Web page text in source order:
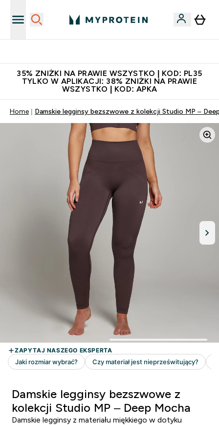
35% ZNIŻKI NA PRAWIE WSZYSTKO | KOD: PL35
TYLKO W APLIKACJI: 38% ZNIŻKI NA PRAWIE
WSZYSTKO | KOD: APKA
Home Damskie legginsy bezszwowe z kolekcji Studio MP –
Damskie legginsy bezszwowe z
kolekcji Studio MP – Deep Mocha
Damskie legginsy z materiału miękkiego w dotyku